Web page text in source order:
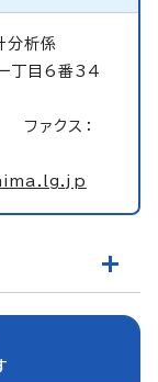
分析係
丁目6番34
ァクス：